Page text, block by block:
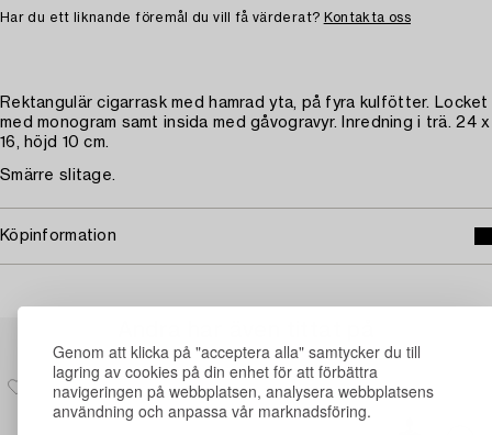
Genom att klicka på "acceptera alla" samtycker du till
lagring av cookies på din enhet för att förbättra
navigeringen på webbplatsen, analysera webbplatsens
användning och anpassa vår marknadsföring.
Har du ett liknande föremål du vill få värderat? Kontakta oss
Rektangulär cigarrask med hamrad yta, på fyra kulfötter. Locket
med monogram samt insida med gåvogravyr. Inredning i trä. 24 x
16, höjd 10 cm.
Smärre slitage.
Köpinformation